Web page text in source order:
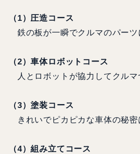
（1）圧造コース
鉄の板が一瞬でクルマのパーツ
（2）車体ロボットコース
人とロボットが協力してクルマ
（3）塗装コース
きれいでピカピカな車体の秘
（4）組み立てコース